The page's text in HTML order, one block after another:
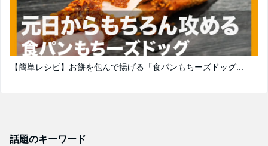
【簡単レシピ】お餅を包んで揚げる「食パンもちーズドッグ...
話題のキーワード